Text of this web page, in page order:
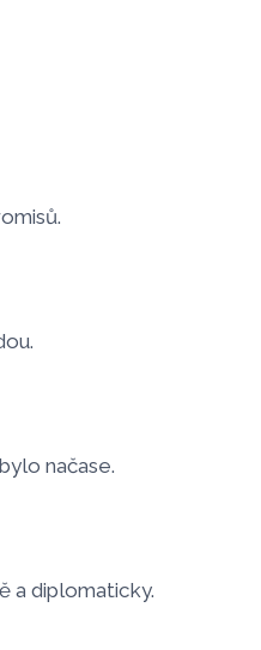
načase.
a diplomaticky.